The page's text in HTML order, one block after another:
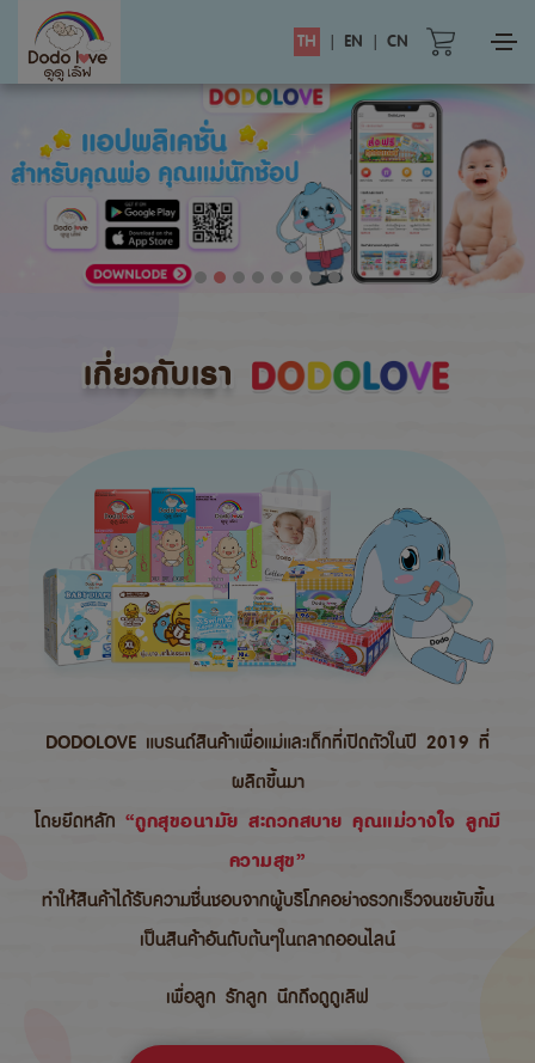
TH | EN | CN
เกี่ยวกับเรา
DODOLOVE แบรนด์สินค้าเพื่อแม่และเด็กที่เปิดตัวในปี 2019 ที่
ผลิตขึ้นมา
โดยยึดหลัก “ถูกสุขอนามัย สะดวกสบาย คุณแม่วางใจ ลูกมี
ความสุข”
ทำให้สินค้าได้รับความชื่นชอบจากผู้บริโภคอย่างรวกเร็วจนขยับขึ้น
เป็นสินค้าอันดับต้นๆในตลาดออนไลน์
เพื่อลูก รักลูก นึกถึงดูดูเลิฟ